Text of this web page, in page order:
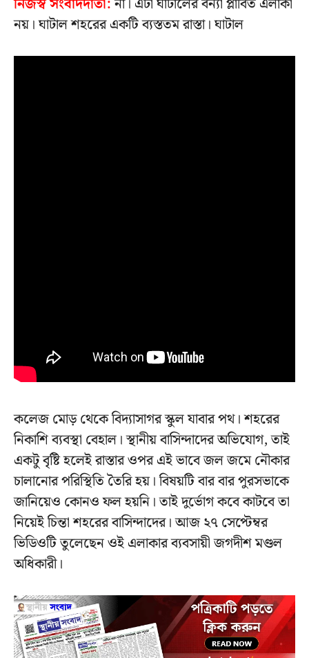
নয়। ঘাটাল শহরের একটি ব্যস্ততম রাস্তা। ঘাটাল
কলেজ মোড় থেকে বিদ্যাসাগর স্কুল যাবার পথ। শহরের
নিকাশি ব্যবস্থা বেহাল। স্থানীয় বাসিন্দাদের অভিযোগ, তাই
একটু বৃষ্টি হলেই রাস্তার ওপর এই ভাবে জল জমে নৌকার
চালানোর পরিস্থিতি তৈরি হয়। বিষয়টি বার বার পুরসভাকে
জানিয়েও কোনও ফল হয়নি। তাই দুর্ভোগ কবে কাটবে তা
নিয়েই চিন্তা শহরের বাসিন্দাদের। আজ ২৭ সেপ্টেম্বর
ভিডিওটি তুলেছেন ওই এলাকার ব্যবসায়ী জগদীশ মণ্ডল
অধিকারী।